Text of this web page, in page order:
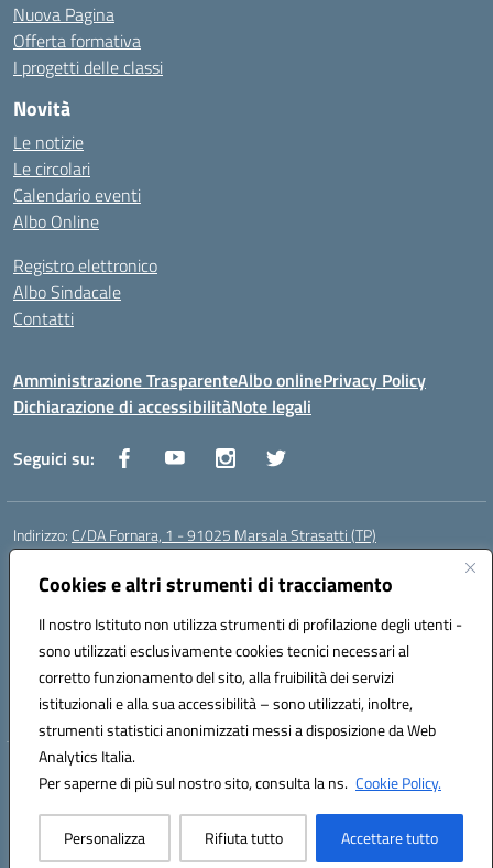
Cookies e altri strumenti di tracciamento
Il nostro Istituto non utilizza strumenti di profilazione degli utenti -
sono utilizzati esclusivamente cookies tecnici necessari al
corretto funzionamento del sito, alla fruibilità dei servizi
istituzionali e alla sua accessibilità – sono utilizzati, inoltre,
strumenti statistici anonimizzati messi a disposizione da Web
Analytics Italia.
Per saperne di più sul nostro sito, consulta la ns. Cookie Policy.
Personalizza Rifiuta tutto Accettare tutto
Nuova Pagina
Offerta formativa
I progetti delle classi
Novità
Le notizie
Le circolari
Calendario eventi
Albo Online
Registro elettronico
Albo Sindacale
Contatti
Amministrazione TrasparenteAlbo onlinePrivacy Policy
Dichiarazione di accessibilitàNote legali
Seguici su:
Indirizzo: C/DA Fornara, 1 - 91025 Marsala Strasatti (TP)
Centralino:
Posta elettronica certificata (PEC):tpic81600v@pec.istruzione.it
Codice fiscale: 82006360810
Codice meccanografico:TPIC81600V
Codice Indice delle Pubbliche Amministrazioni (IPA): istsc_tpic81600v
Codice unico di fatturazione (CUF): UFODYY
Hosting & Powered by 3D Solution S.r.l.
Concept & Design by Designers Italia